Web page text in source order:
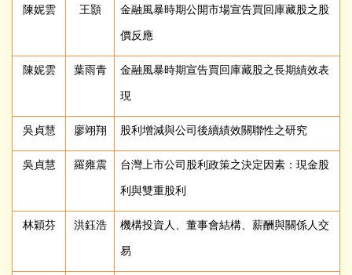
陳妮雲 王顥
金融風暴時期公開市場宣告買回庫藏股之股
價反應
陳妮雲 葉雨青
金融風暴時期宣告買回庫藏股之長期績效表
現
吳貞慧 廖翊翔 股利增減與公司後續績效關聯性之研究
吳貞慧 羅雍震
台灣上市公司股利政策之決定因素：現金股
利與雙重股利
林穎芬 洪鈺浩
機構投資人、董事會結構、薪酬與關係人交
易